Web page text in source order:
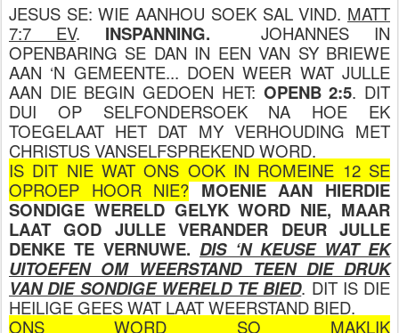
JESUS SE: WIE AANHOU SOEK SAL VIND. MATT
7:7 EV. INSPANNING. JOHANNES IN
OPENBARING SE DAN IN EEN VAN SY BRIEWE
AAN ‘N GEMEENTE... DOEN WEER WAT JULLE
AAN DIE BEGIN GEDOEN HET: OPENB 2:5. DIT
DUI OP SELFONDERSOEK NA HOE EK
TOEGELAAT HET DAT MY VERHOUDING MET
CHRISTUS VANSELFSPREKEND WORD.
IS DIT NIE WAT ONS OOK IN ROMEINE 12 SE
OPROEP HOOR NIE? MOENIE AAN HIERDIE
SONDIGE WERELD GELYK WORD NIE, MAAR
LAAT GOD JULLE VERANDER DEUR JULLE
DENKE TE VERNUWE. DIS ‘N KEUSE WAT EK
UITOEFEN OM WEERSTAND TEEN DIE DRUK
VAN DIE SONDIGE WERELD TE BIED. DIT IS DIE
HEILIGE GEES WAT LAAT WEERSTAND BIED.
ONS WORD SO MAKLIK